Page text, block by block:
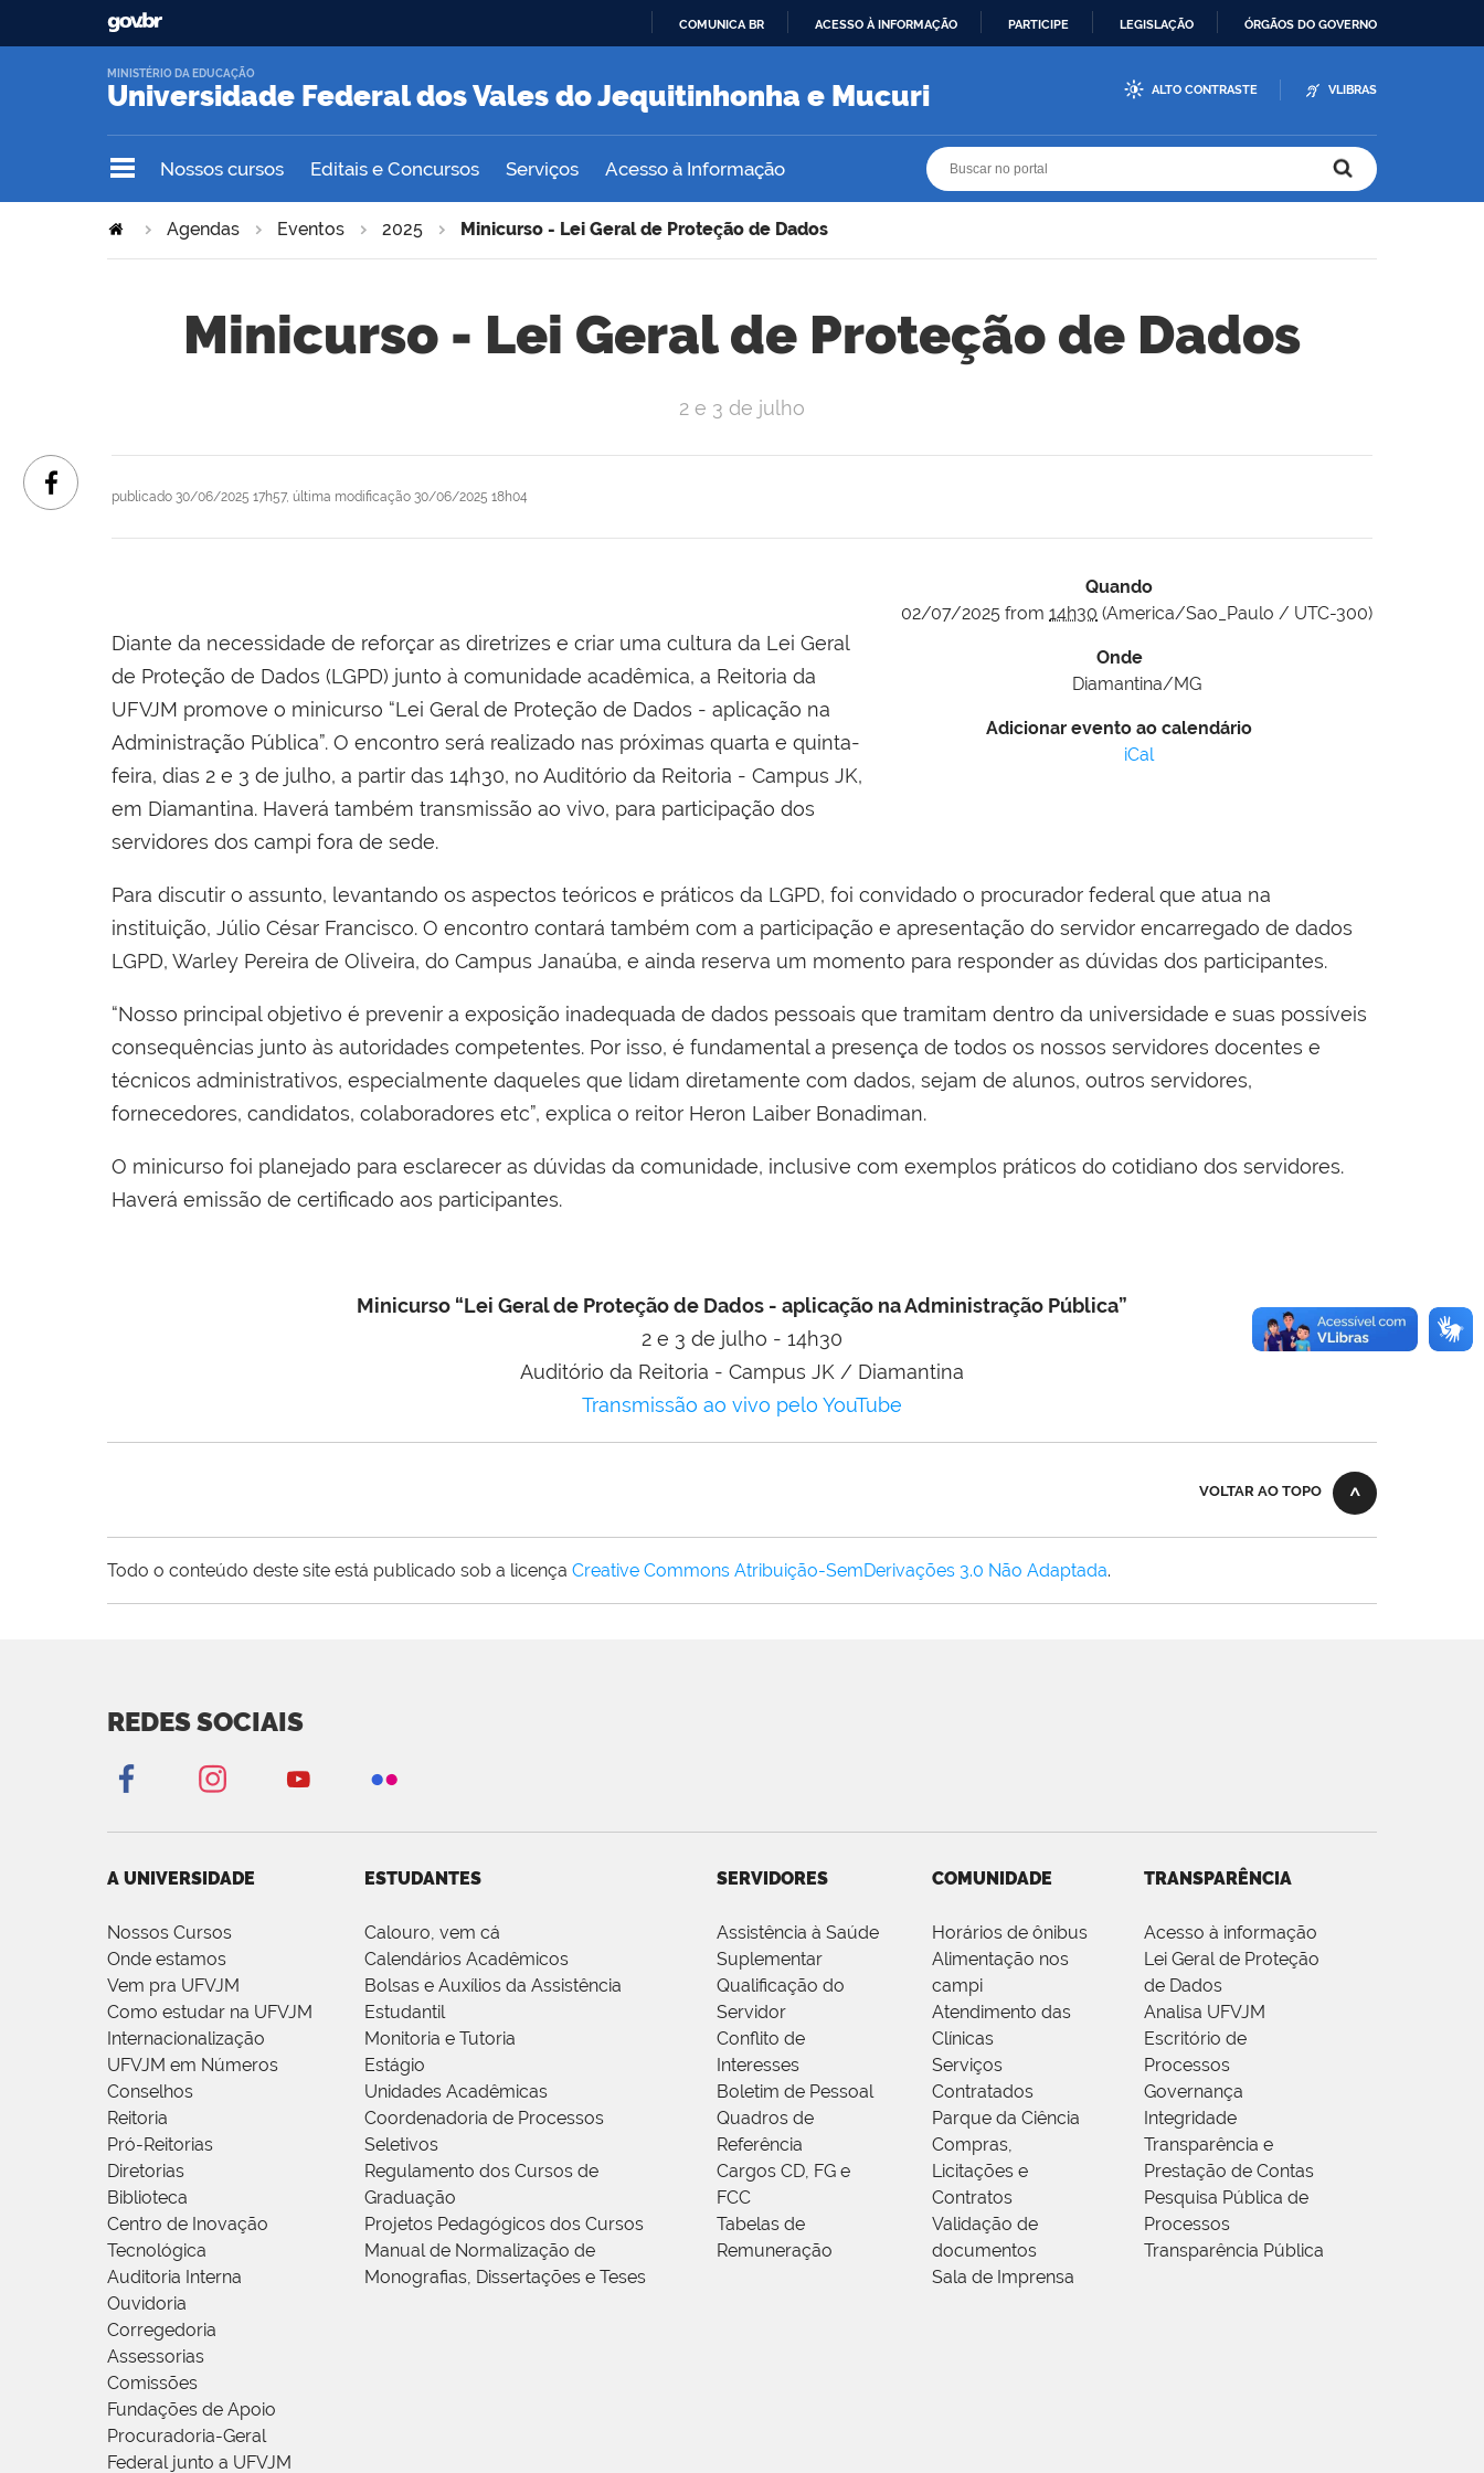
O
COMUNICA BR ACESSO À INFORMAÇÃO PARTICIPE LEGISLAÇÃO ÓRGÃOS DO GOVERNO
Universidade Federal dos Vales do Jequitinhonha e Mucuri
MINISTÉRIO DA EDUCAÇÃO
ALTO CONTRASTE VLIBRAS
Nossos cursos Editais e Concursos Serviços Acesso à Informação
Agendas Eventos 2025 Minicurso - Lei Geral de Proteção de Dados
Minicurso - Lei Geral de Proteção de Dados
publicado 30/06/2025 17h57, última modificação 30/06/2025 18h04
2 e 3 de julho
Quando
02/07/2025 from 14h30 (America/Sao_Paulo / UTC-300)
Onde
Diamantina/MG
Adicionar evento ao calendário
iCal
Diante da necessidade de reforçar as diretrizes e criar uma cultura da Lei Geral
de Proteção de Dados (LGPD) junto à comunidade acadêmica, a Reitoria da
UFVJM promove o minicurso “Lei Geral de Proteção de Dados - aplicação na
Administração Pública”. O encontro será realizado nas próximas quarta e quinta-
feira, dias 2 e 3 de julho, a partir das 14h30, no Auditório da Reitoria - Campus JK,
em Diamantina. Haverá também transmissão ao vivo, para participação dos
servidores dos campi fora de sede.
Para discutir o assunto, levantando os aspectos teóricos e práticos da LGPD, foi convidado o procurador federal que atua na
instituição, Júlio César Francisco. O encontro contará também com a participação e apresentação do servidor encarregado de dados
LGPD, Warley Pereira de Oliveira, do Campus Janaúba, e ainda reserva um momento para responder as dúvidas dos participantes.
“Nosso principal objetivo é prevenir a exposição inadequada de dados pessoais que tramitam dentro da universidade e suas possíveis
consequências junto às autoridades competentes. Por isso, é fundamental a presença de todos os nossos servidores docentes e
técnicos administrativos, especialmente daqueles que lidam diretamente com dados, sejam de alunos, outros servidores,
fornecedores, candidatos, colaboradores etc”, explica o reitor Heron Laiber Bonadiman.
O minicurso foi planejado para esclarecer as dúvidas da comunidade, inclusive com exemplos práticos do cotidiano dos servidores.
Haverá emissão de certificado aos participantes.
Minicurso “Lei Geral de Proteção de Dados - aplicação na Administração Pública”
2 e 3 de julho - 14h30
Auditório da Reitoria - Campus JK / Diamantina
Transmissão ao vivo pelo YouTube
VOLTAR AO TOPO
Todo o conteúdo deste site está publicado sob a licença Creative Commons Atribuição-SemDerivações 3.0 Não Adaptada.
REDES SOCIAIS
A UNIVERSIDADE
Nossos Cursos
Onde estamos
Vem pra UFVJM
Como estudar na UFVJM
Internacionalização
UFVJM em Números
Conselhos
Reitoria
Pró-Reitorias
Diretorias
Biblioteca
Centro de Inovação
Tecnológica
Auditoria Interna
Ouvidoria
Corregedoria
Assessorias
Comissões
Fundações de Apoio
Procuradoria-Geral
Federal junto a UFVJM
ESTUDANTES
Calouro, vem cá
Calendários Acadêmicos
Bolsas e Auxílios da Assistência
Estudantil
Monitoria e Tutoria
Estágio
Unidades Acadêmicas
Coordenadoria de Processos
Seletivos
Regulamento dos Cursos de
Graduação
Projetos Pedagógicos dos Cursos
Manual de Normalização de
Monografias, Dissertações e Teses
SERVIDORES
Assistência à Saúde
Suplementar
Qualificação do
Servidor
Conflito de
Interesses
Boletim de Pessoal
Quadros de
Referência
Cargos CD, FG e
FCC
Tabelas de
Remuneração
COMUNIDADE
Horários de ônibus
Alimentação nos
campi
Atendimento das
Clínicas
Serviços
Contratados
Parque da Ciência
Compras,
Licitações e
Contratos
Validação de
documentos
Sala de Imprensa
TRANSPARÊNCIA
Acesso à informação
Lei Geral de Proteção
de Dados
Analisa UFVJM
Escritório de
Processos
Governança
Integridade
Transparência e
Prestação de Contas
Pesquisa Pública de
Processos
Transparência Pública